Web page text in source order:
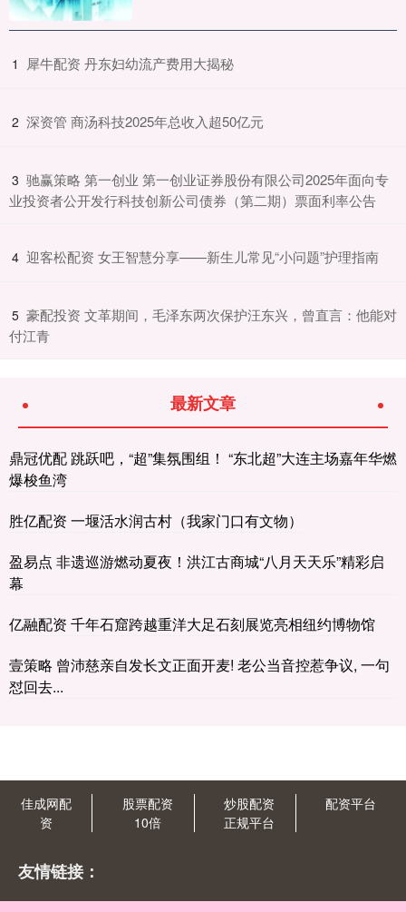
1 ​犀牛配资 丹东妇幼流产费用大揭秘
2 ​深资管 商汤科技2025年总收入超50亿元
3 ​驰赢策略 第一创业 第一创业证券股份有限公司2025年面向专
业投资者公开发行科技创新公司债券（第二期）票面利率公告
4 ​迎客松配资 女王智慧分享——新生儿常见“小问题”护理指南
5 ​豪配投资 文革期间，毛泽东两次保护汪东兴，曾直言：他能对
付江青
最新文章
鼎冠优配 跳跃吧，“超”集氛围组！ “东北超”大连主场嘉年华燃
爆梭鱼湾
胜亿配资 一堰活水润古村（我家门口有文物）
盈易点 非遗巡游燃动夏夜！洪江古商城“八月天天乐”精彩启
幕
亿融配资 千年石窟跨越重洋大足石刻展览亮相纽约博物馆
壹策略 曾沛慈亲自发长文正面开麦! 老公当音控惹争议, 一句
怼回去...
佳成网配
资
股票配资
10倍
炒股配资
正规平台
配资平台
友情链接：